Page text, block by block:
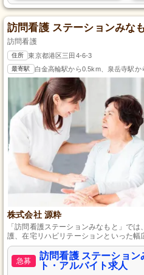
訪問看護 ステーションみな
訪問看護
住所 東京都港区三田4-6-3
最寄駅 白金高輪駅から0.5km、泉岳寺駅
株式会社 源粋
「訪問看護ステーションみなもと」で
護、在宅リハビリテーションといった
が好きな方や明るく元気な方を募集中
で資格さえあれば未経験者でも安心です
急募
訪問看護 ステーショ
ト・アルバイト求人